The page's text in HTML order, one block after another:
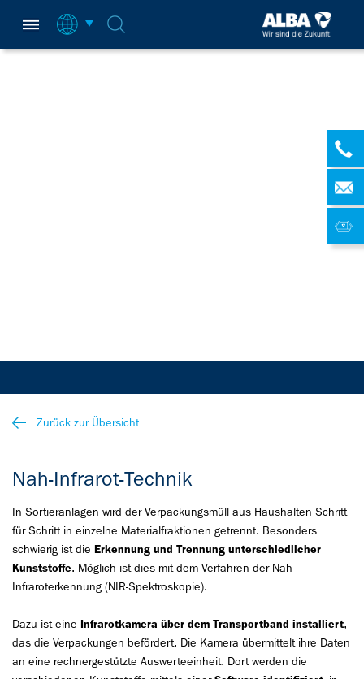
Zurück zur Übersicht
Nah-Infrarot-Technik
In Sortieranlagen wird der Verpackungsmüll aus Haushalten Schritt
für Schritt in einzelne Materialfraktionen getrennt. Besonders
schwierig ist die Erkennung und Trennung unterschiedlicher
Kunststoffe. Möglich ist dies mit dem Verfahren der Nah-
Infraroterkennung (NIR-Spektroskopie).
Dazu ist eine Infrarotkamera über dem Transportband installiert,
das die Verpackungen befördert. Die Kamera übermittelt ihre Daten
an eine rechnergestützte Auswerteeinheit. Dort werden die